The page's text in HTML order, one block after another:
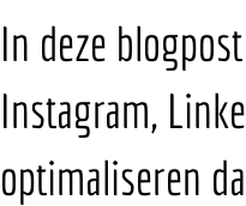
In deze
Instagram,
optimaliseren